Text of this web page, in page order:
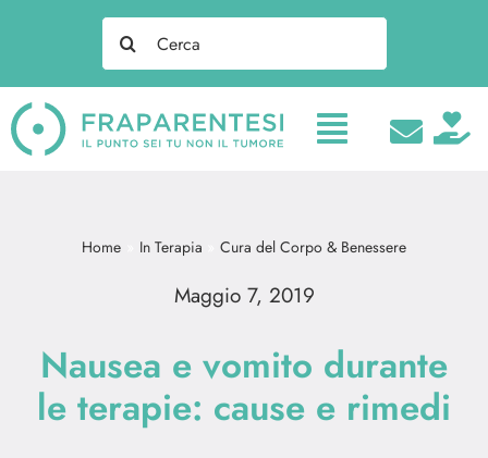
Search
for:
Home In Terapia Cura del Corpo & Benessere
Maggio 7, 2019
Nausea e vomito durante
le terapie: cause e rimedi